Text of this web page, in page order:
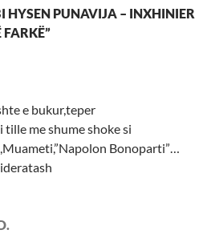
HYSEN PUNAVIJA – INXHINIER
e bukur,teper
tille me shume shoke si
Bonoparti”…